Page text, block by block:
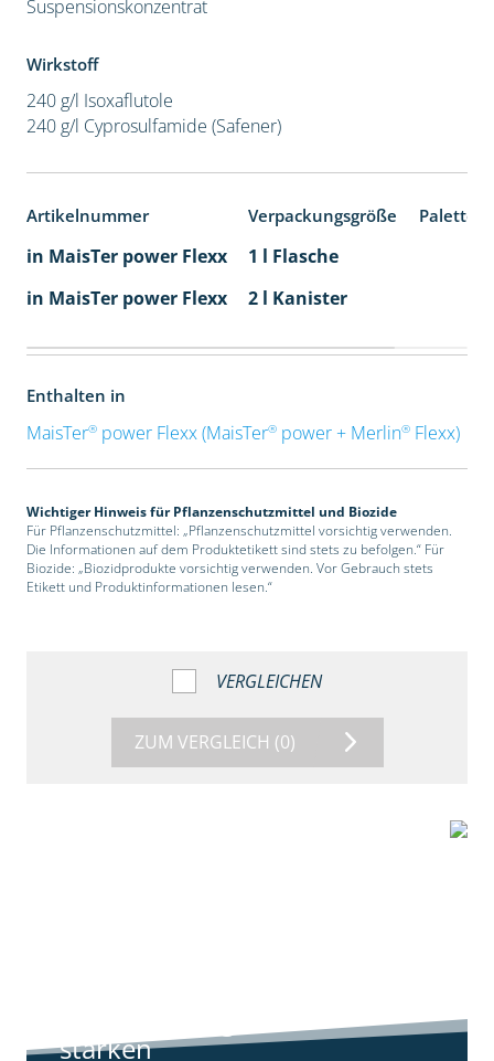
Suspensionskonzentrat
Wirkstoff
240 g/l Isoxaflutole
240 g/l Cyprosulfamide (Safener)
Artikelnummer Verpackungsgröße
in MaisTer power Flexx
1 l Flasche
in MaisTer power Flexx
2 l Kanister
Enthalten in
MaisTer®power Flexx (MaisTer®power + Merlin®Flexx)
Wichtiger Hinweis für Pflanzenschutzmittel und Biozide
Für Pflanzenschutzmittel: „Pflanzenschutzmittel vorsichtig verwenden.
Die Informationen auf dem Produktetikett sind stets zu befolgen.“ Für
Biozide: „Biozidprodukte vorsichtig verwenden. Vor Gebrauch stets
Etikett und Produktinformationen lesen.“
VERGLEICHEN
ZUM VERGLEICH (0)
starken